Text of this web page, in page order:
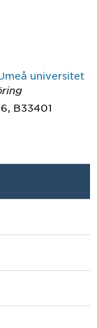
universitet
B33401